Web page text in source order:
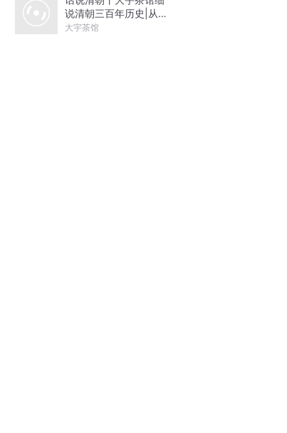
说清朝三百年历史|从努
尔哈赤到末代皇帝溥仪|
大宇茶馆